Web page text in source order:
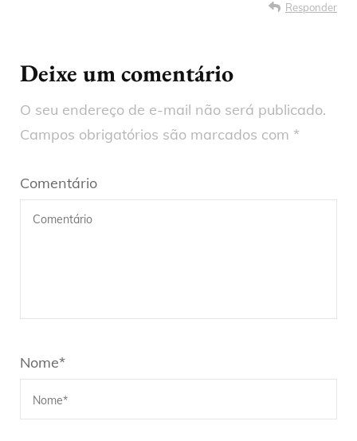
Responder
Deixe um comentário
O seu endereço de e-mail não será publicado.
Campos obrigatórios são marcados com *
Comentário
Nome*